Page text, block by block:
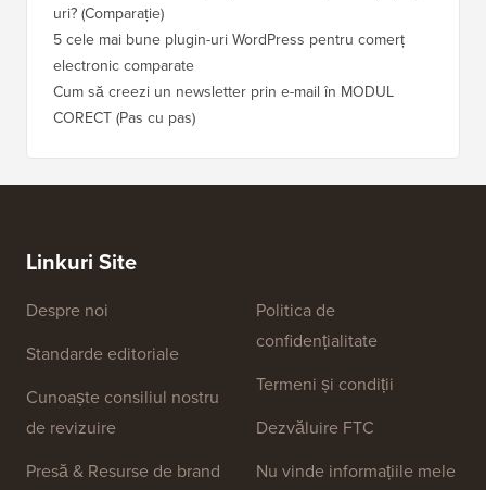
uri? (Comparație)
5 cele mai bune plugin-uri WordPress pentru comerț
electronic comparate
Cum să creezi un newsletter prin e-mail în MODUL
CORECT (Pas cu pas)
Linkuri Site
Despre noi
Standarde editoriale
Cunoaște consiliul nostru
de revizuire
Presă & Resurse de brand
Politica de
confidențialitate
Termeni și condiții
Dezvăluire FTC
Nu vinde informațiile mele